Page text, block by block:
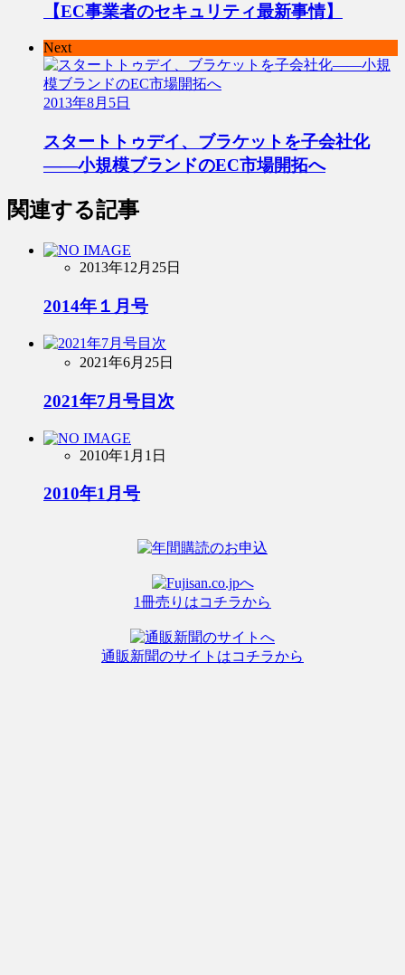
【EC事業者のセキュリティ最新事情】
Next
2013年8月5日
スタートトゥデイ、ブラケットを子会社化
――小規模ブランドのEC市場開拓へ
関連する記事
2013年12月25日
2014年１月号
2021年6月25日
2021年7月号目次
2010年1月1日
2010年1月号
1冊売りはコチラから
通販新聞のサイトはコチラから